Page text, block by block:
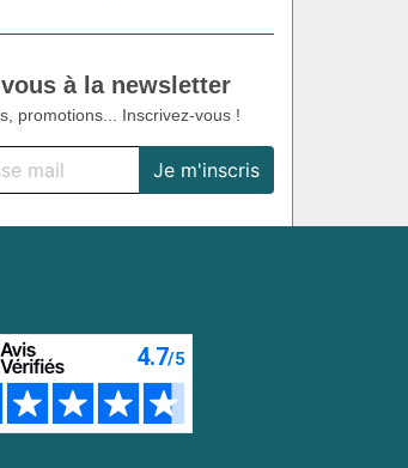
à la newsletter
promotions... Inscrivez-vous !